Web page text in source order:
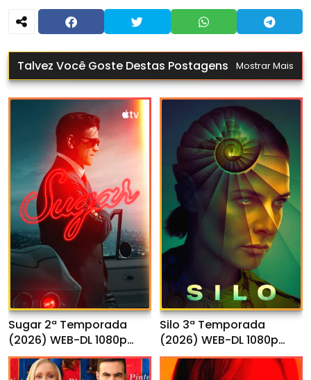
Talvez Você Goste Destas Postagens Mostrar Mais
Sugar 2ª Temporada
(2026) WEB-DL 1080p
Dual Áudio
Silo 3ª Temporada
(2026) WEB-DL 1080p
Dual Áudio